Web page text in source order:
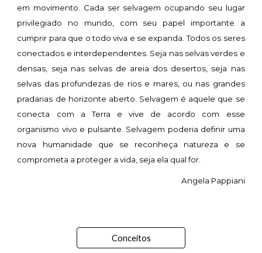
em movimento. Cada ser selvagem ocupando seu lugar
privilegiado no mundo, com seu papel importante a
cumprir para que o todo viva e se expanda. Todos os seres
conectados e interdependentes. Seja nas selvas verdes e
densas, seja nas selvas de areia dos desertos, seja nas
selvas das profundezas de rios e mares, ou nas grandes
pradarias de horizonte aberto. Selvagem é aquele que se
conecta com a Terra e vive de acordo com esse
organismo vivo e pulsante. Selvagem poderia definir uma
nova humanidade que se reconheça natureza e se
comprometa a proteger a vida, seja ela qual for.
Angela Pappiani
Conceitos